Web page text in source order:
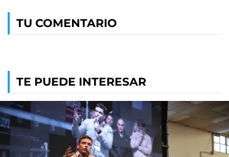
TU COMENTARIO
TE PUEDE INTERESAR